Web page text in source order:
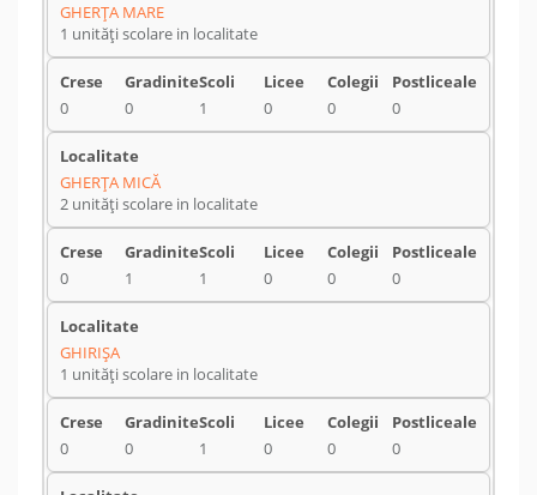
GHERŢA MARE
1 unități scolare in localitate
0 0 1 0 0 0
GHERŢA MICĂ
2 unități scolare in localitate
0 1 1 0 0 0
GHIRIŞA
1 unități scolare in localitate
0 0 1 0 0 0